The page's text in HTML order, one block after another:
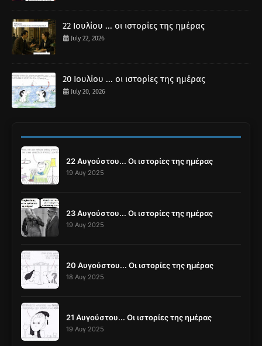
22 Ιουλίου ... οι ιστορίες της ημέρας
July 22, 2026
20 Ιουλίου ... οι ιστορίες της ημέρας
July 20, 2026
22 Αυγούστου... Οι ιστορίες της ημέρας
19 Αυγ 2025
23 Αυγούστου... Οι ιστορίες της ημέρας
19 Αυγ 2025
20 Αυγούστου... Οι ιστορίες της ημέρας
18 Αυγ 2025
21 Αυγούστου... Οι ιστορίες της ημέρας
19 Αυγ 2025